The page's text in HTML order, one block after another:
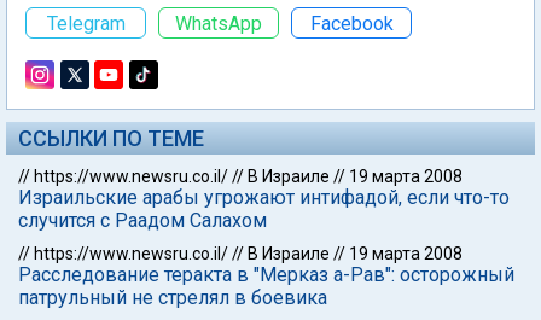
Telegram WhatsApp Facebook
ССЫЛКИ ПО ТЕМЕ
// https://www.newsru.co.il/// В Израиле // 19 марта 2008
Израильские арабы угрожают интифадой, если что-то
случится с Раадом Салахом
// https://www.newsru.co.il/// В Израиле // 19 марта 2008
Расследование теракта в "Мерказ а-Рав": осторожный
патрульный не стрелял в боевика